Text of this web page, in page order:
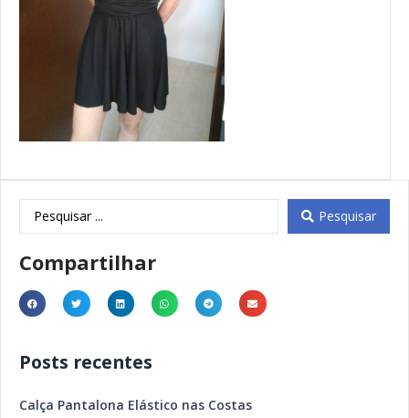
Pesquisar
Compartilhar
Posts recentes
Calça Pantalona Elástico nas Costas